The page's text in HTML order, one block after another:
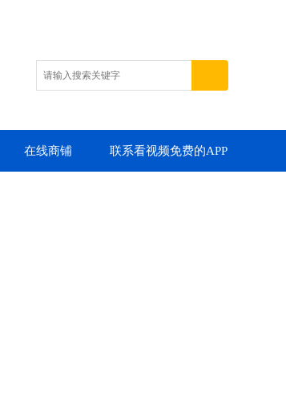
在线商铺 联系看视频免费的APP